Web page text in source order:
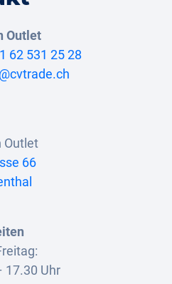
Outlet
62 531 25 28
Outlet
66
17.30 Uhr